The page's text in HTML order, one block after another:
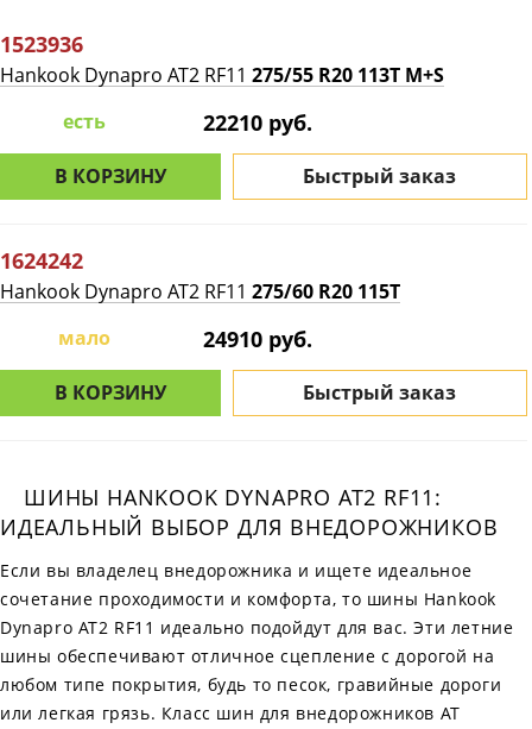
1523936
Hankook Dynapro AT2 RF11 275/55 R20 113T M+S
есть
22210 руб.
В КОРЗИНУ Быстрый заказ
1624242
Hankook Dynapro AT2 RF11 275/60 R20 115T
мало
24910 руб.
В КОРЗИНУ Быстрый заказ
ШИНЫ HANKOOK DYNAPRO AT2 RF11:
ИДЕАЛЬНЫЙ ВЫБОР ДЛЯ ВНЕДОРОЖНИКОВ
Если вы владелец внедорожника и ищете идеальное
сочетание проходимости и комфорта, то шины Hankook
Dynapro AT2 RF11 идеально подойдут для вас. Эти летние
шины обеспечивают отличное сцепление с дорогой на
любом типе покрытия, будь то песок, гравийные дороги
или легкая грязь. Класс шин для внедорожников AT